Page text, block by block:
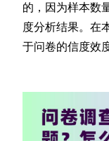
的，因为样本数
度分析结果。在
于问卷的信度效